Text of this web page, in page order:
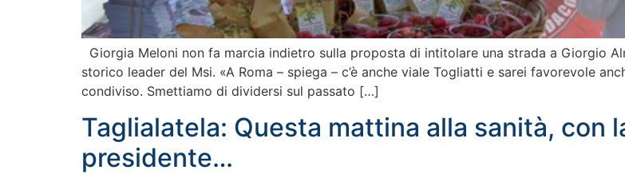
Giorgia Meloni non fa marcia indietro sulla proposta di intitolare una strada a Giorgio
storico leader del Msi. «A Roma – spiega – c’è anche viale Togliatti e sarei favorevole
condiviso. Smettiamo di dividersi sul passato […]
Taglialatela: Questa mattina alla sanità, con
presidente…